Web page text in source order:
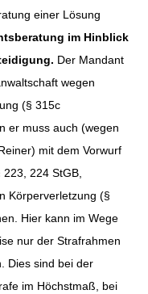
einer Lösung
im Hinblick
Der Mandant
wegen
(§ 315c
er muss auch (wegen
mit dem Vorwurf
224 StGB,
Körperverletzung (§
Hier kann im Wege
nur der Strafrahmen
Dies sind bei der
im Höchstmaß, bei